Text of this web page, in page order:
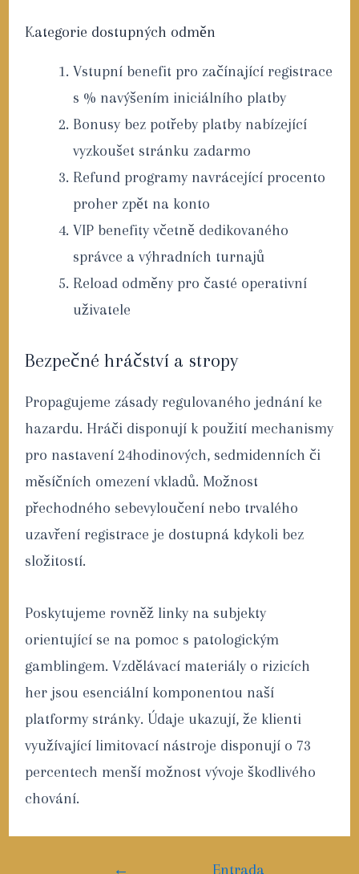
Kategorie dostupných odměn
Vstupní benefit pro začínající registrace
s % navýšením iniciálního platby
Bonusy bez potřeby platby nabízející
vyzkoušet stránku zadarmo
Refund programy navrácející procento
proher zpět na konto
VIP benefity včetně dedikovaného
správce a výhradních turnajů
Reload odměny pro časté operativní
uživatele
Bezpečné hráčství a stropy
Propagujeme zásady regulovaného jednání ke
hazardu. Hráči disponují k použití mechanismy
pro nastavení 24hodinových, sedmidenních či
měsíčních omezení vkladů. Možnost
přechodného sebevyloučení nebo trvalého
uzavření registrace je dostupná kdykoli bez
složitostí.
Poskytujeme rovněž linky na subjekty
orientující se na pomoc s patologickým
gamblingem. Vzdělávací materiály o rizicích
her jsou esenciální komponentou naší
platformy stránky. Údaje ukazují, že klienti
využívající limitovací nástroje disponují o 73
percentech menší možnost vývoje škodlivého
chování.
←
Entrada